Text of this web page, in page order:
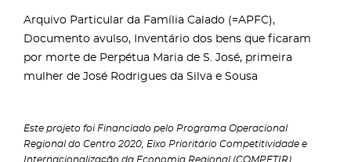
Arquivo Particular da Família Calado (=APFC),
Documento avulso, Inventário dos bens que ficaram
por morte de Perpétua Maria de S. José, primeira
mulher de José Rodrigues da Silva e Sousa
Este projeto foi Financiado pelo Programa Operacional
Regional do Centro 2020, Eixo Prioritário Competitividade e
Internacionalização da Economia Regional (COMPETIR),